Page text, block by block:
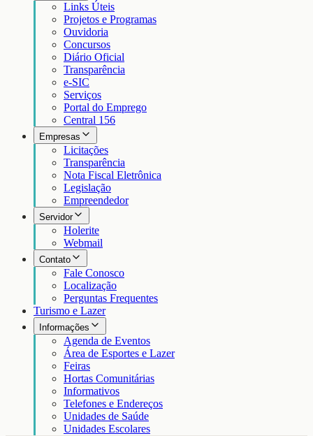
Links Úteis
Projetos e Programas
Ouvidoria
Concursos
Diário Oficial
Transparência
e-SIC
Serviços
Portal do Emprego
Central 156
Empresas
Licitações
Transparência
Nota Fiscal Eletrônica
Legislação
Empreendedor
Servidor
Holerite
Webmail
Contato
Fale Conosco
Localização
Perguntas Frequentes
Turismo e Lazer
Informações
Agenda de Eventos
Área de Esportes e Lazer
Feiras
Hortas Comunitárias
Informativos
Telefones e Endereços
Unidades de Saúde
Unidades Escolares